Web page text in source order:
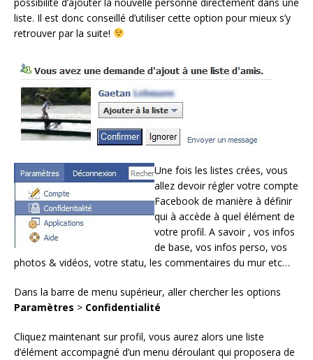
liste. Il est donc conseillé d’utiliser cette option pour mieux s’y
retrouver par la suite!
Une fois les listes crées, vous
allez devoir régler votre compte
Facebook de manière à définir
qui à accède à quel élément de
votre profil. A savoir , vos infos
de base, vos infos perso, vos
photos & vidéos, votre statu, les commentaires du mur etc…
Dans la barre de menu supérieur, aller chercher les options
Paramètres > Confidentialité
Cliquez maintenant sur profil, vous aurez alors une liste
d’élément accompagné d’un menu déroulant qui proposera de